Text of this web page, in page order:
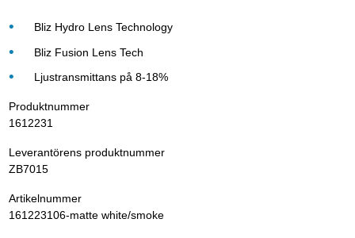
Bliz Hydro Lens Technology
Bliz Fusion Lens Tech
Ljustransmittans på 8-18%
Produktnummer
1612231
Leverantörens produktnummer
ZB7015
Artikelnummer
161223106-matte white/smoke